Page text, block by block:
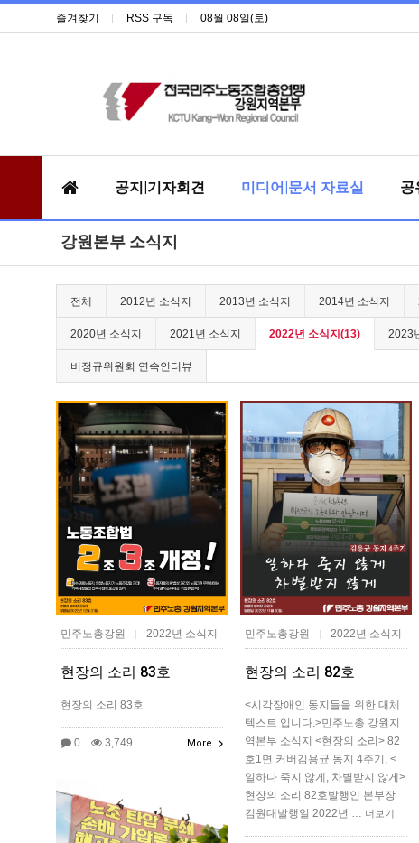
즐겨찾기 RSS 구독 08월 08일(토)
공지|기자회견 미디어|문서 자료실 공
강원본부 소식지
전체 2012년 소식지 2013년 소식지 2014년 소식지
2020년 소식지 2021년 소식지 2022년 소식지(13) 2023
비정규위원회 연속인터뷰
민주노총강원 | 2022년 소식지
현장의 소리 83호
현장의 소리 83호
0 3,749 More
민주노총강원 | 2022년 소식지
현장의 소리 82호
<시각장애인 동지들을 위한 대체
텍스트 입니다.>민주노총 강원지
역본부 소식지 <현장의 소리> 82
호1면 커버김용균 동지 4주기, <
일하다 죽지 않게, 차별받지 않게>
현장의 소리 82호발행인 본부장
김원대발행일 2022년 … 더보기